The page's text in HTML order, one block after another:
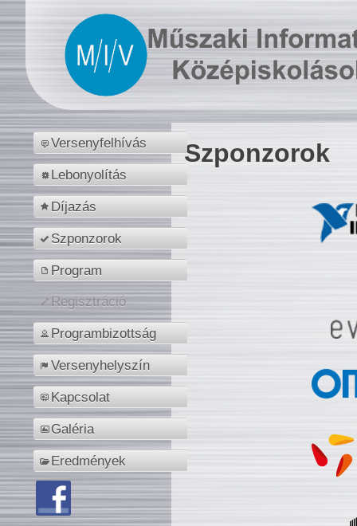
Versenyfelhívás
Lebonyolítás
Díjazás
Szponzorok
Program
Regisztráció
Programbizottság
Versenyhelyszín
Kapcsolat
Galéria
Eredmények
Szponzorok